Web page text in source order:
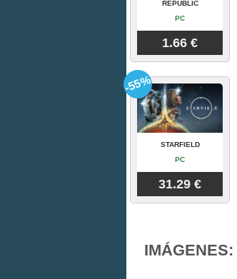
REPUBLIC
PC
1.66 €
STARFIELD
PC
31.29 €
-55%
IMÁGENES: